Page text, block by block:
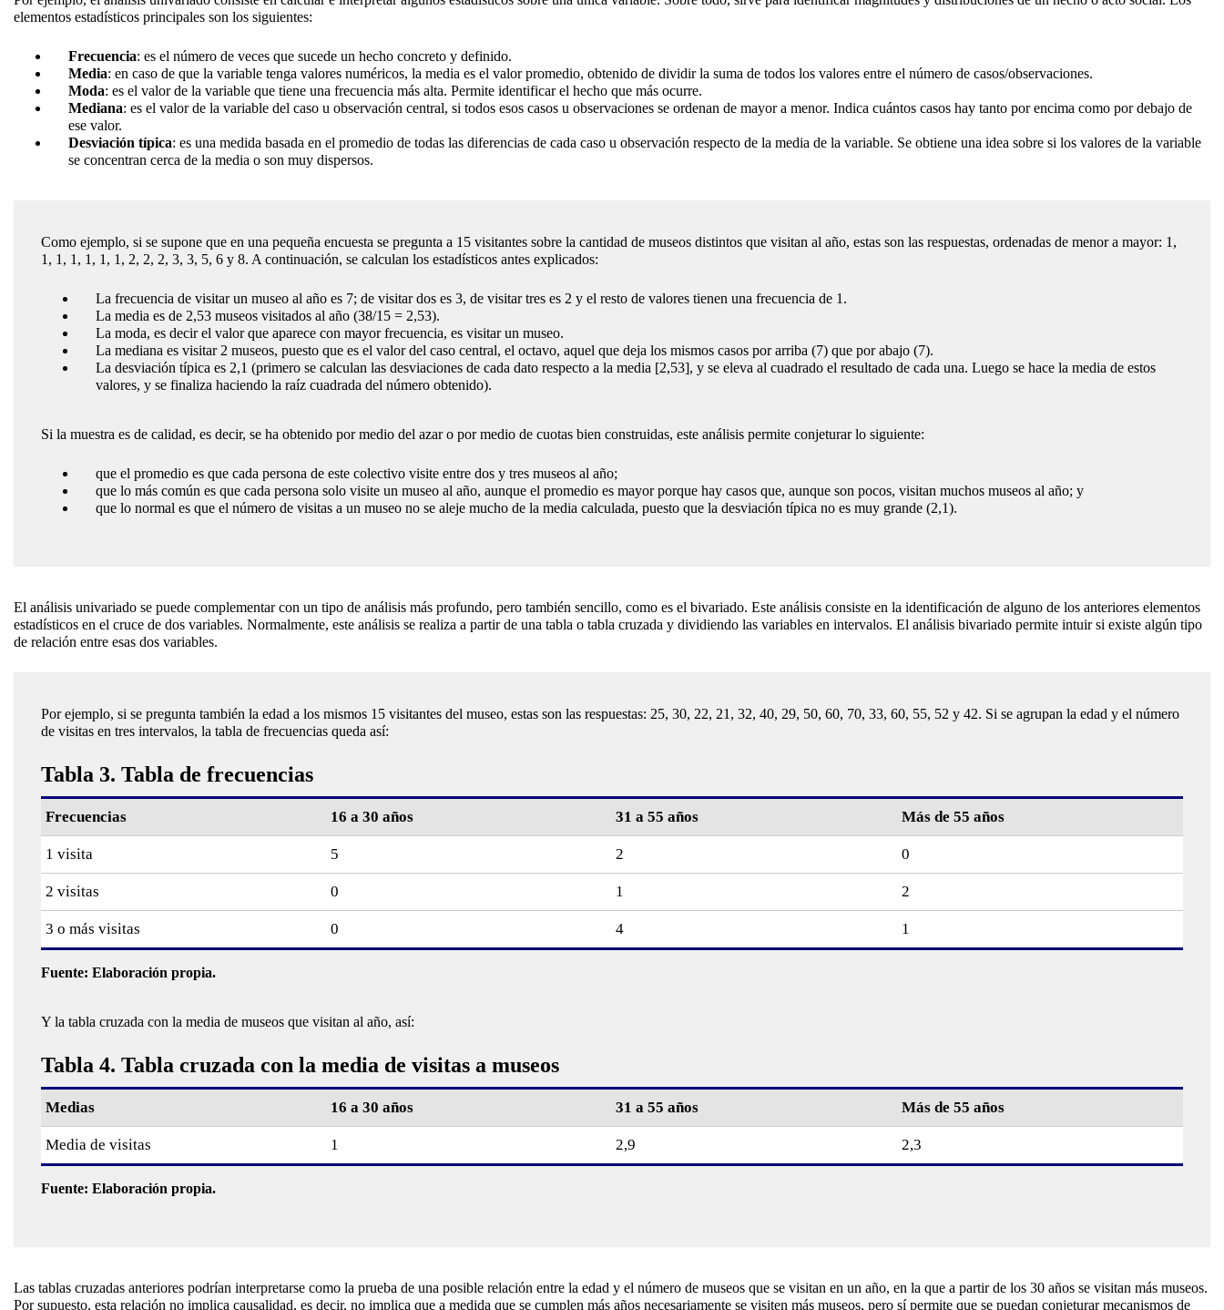
elementos estadísticos principales son los siguientes:
Frecuencia: es el número de veces que sucede un hecho concreto y definido.
Media: en caso de que la variable tenga valores numéricos, la media es el valor promedio, obtenido de dividir la suma de todos los valores entre el número de casos/observaciones.
Moda: es el valor de la variable que tiene una frecuencia más alta. Permite identificar el hecho que más ocurre.
Mediana: es el valor de la variable del caso u observación central, si todos esos casos u observaciones se ordenan de mayor a menor. Indica cuántos casos hay tanto por encima como por debajo de
ese valor.
Desviación típica: es una medida basada en el promedio de todas las diferencias de cada caso u observación respecto de la media de la variable. Se obtiene una idea sobre si los valores de la variable
se concentran cerca de la media o son muy dispersos.
Como ejemplo, si se supone que en una pequeña encuesta se pregunta a 15 visitantes sobre la cantidad de museos distintos que visitan al año, estas son las respuestas, ordenadas de menor a mayor: 1,
1, 1, 1, 1, 1, 1, 2, 2, 2, 3, 3, 5, 6 y 8. A continuación, se calculan los estadísticos antes explicados:
La frecuencia de visitar un museo al año es 7; de visitar dos es 3, de visitar tres es 2 y el resto de valores tienen una frecuencia de 1.
La media es de 2,53 museos visitados al año (38/15 = 2,53).
La moda, es decir el valor que aparece con mayor frecuencia, es visitar un museo.
La mediana es visitar 2 museos, puesto que es el valor del caso central, el octavo, aquel que deja los mismos casos por arriba (7) que por abajo (7).
La desviación típica es 2,1 (primero se calculan las desviaciones de cada dato respecto a la media [2,53], y se eleva al cuadrado el resultado de cada una. Luego se hace la media de estos
valores, y se finaliza haciendo la raíz cuadrada del número obtenido).
Si la muestra es de calidad, es decir, se ha obtenido por medio del azar o por medio de cuotas bien construidas, este análisis permite conjeturar lo siguiente:
que el promedio es que cada persona de este colectivo visite entre dos y tres museos al año;
que lo más común es que cada persona solo visite un museo al año, aunque el promedio es mayor porque hay casos que, aunque son pocos, visitan muchos museos al año; y
que lo normal es que el número de visitas a un museo no se aleje mucho de la media calculada, puesto que la desviación típica no es muy grande (2,1).
El análisis univariado se puede complementar con un tipo de análisis más profundo, pero también sencillo, como es el bivariado. Este análisis consiste en la identificación de alguno de los anteriores elementos
estadísticos en el cruce de dos variables. Normalmente, este análisis se realiza a partir de una tabla o tabla cruzada y dividiendo las variables en intervalos. El análisis bivariado permite intuir si existe algún tipo
de relación entre esas dos variables.
Por ejemplo, si se pregunta también la edad a los mismos 15 visitantes del museo, estas son las respuestas: 25, 30, 22, 21, 32, 40, 29, 50, 60, 70, 33, 60, 55, 52 y 42. Si se agrupan la edad y el número
de visitas en tres intervalos, la tabla de frecuencias queda así:
Tabla 3. Tabla de frecuencias
Frecuencias 16 a 30 años 31 a 55 años Más de 55 años
1 visita 5 2 0
2 visitas 0 1 2
3 o más visitas 0 4 1
Fuente: Elaboración propia.
Y la tabla cruzada con la media de museos que visitan al año, así:
Tabla 4. Tabla cruzada con la media de visitas a museos
Medias 16 a 30 años 31 a 55 años Más de 55 años
Media de visitas 1 2,9 2,3
Fuente: Elaboración propia.
Las tablas cruzadas anteriores podrían interpretarse como la prueba de una posible relación entre la edad y el número de museos que se visitan en un año, en la que a partir de los 30 años se visitan más museos.
Por supuesto, esta relación no implica causalidad, es decir, no implica que a medida que se cumplen más años necesariamente se visiten más museos, pero sí permite que se puedan conjeturar mecanismos de